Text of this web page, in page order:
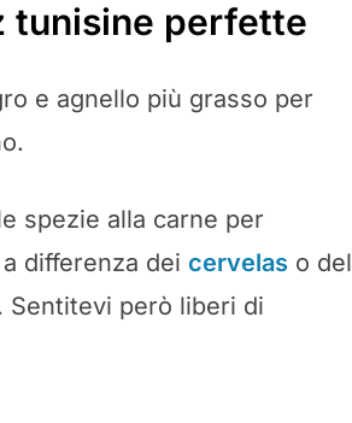
tunisine perfette
e agnello più grasso per
spezie alla carne per
differenza dei cervelas o del
Sentitevi però liberi di